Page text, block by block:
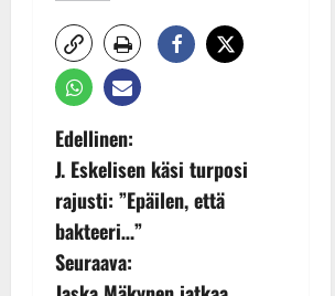
P
o
s
t
Edellinen:
J. Eskelisen käsi turposi
rajusti: ”Epäilen, että
bakteeri…”
Seuraava: